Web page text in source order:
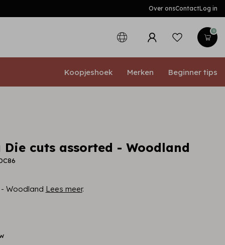
Over onsContactLog in
0
Koopjeshoek Merken Beginner tips
cuts assorted - Woodland
Woodland Lees meer.